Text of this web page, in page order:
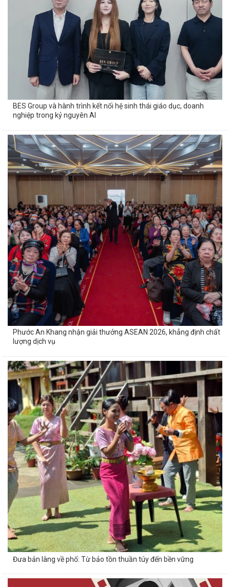
BES Group và hành trình kết nối hệ sinh thái giáo dục, doanh
nghiệp trong kỷ nguyên AI
Phước An Khang nhận giải thưởng ASEAN 2026, khẳng định chất
lượng dịch vụ
Đưa bản làng về phố: Từ bảo tồn thuần túy đến bền vững